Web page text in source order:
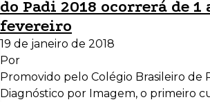
do Padi 2018 ocorrerá de 1
fevereiro
19 de janeiro de 2018
Por
Promovido pelo Colégio Brasileiro de
Diagnóstico por Imagem, o primeiro